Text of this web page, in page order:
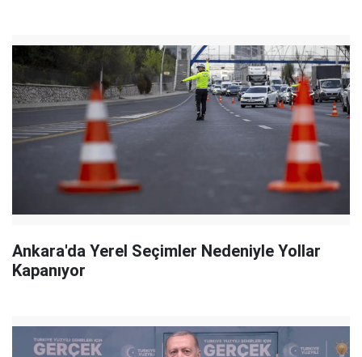
Ankara'da Yerel Seçimler Nedeniyle Yollar
Kapanıyor